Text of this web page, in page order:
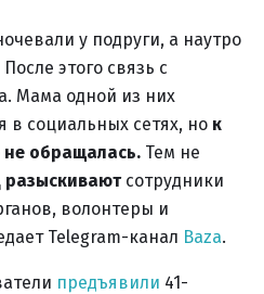
у подруги, а наутро
После этого связь с
Мама одной из них
в социальных сетях, но к
обращалась. Тем не
сотрудники
волонтеры и
Telegram-канал Baza.
предъявили 41-